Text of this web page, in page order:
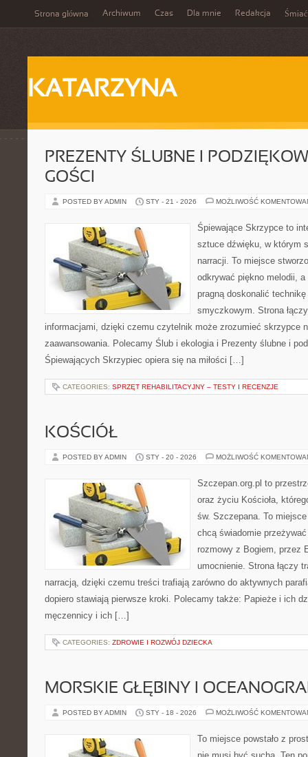
Strona główna Archiwum Czas Dla mnie Redakcja Śmiać
KATARZYNA
PREZENTY ŚLUBNE I
GOŚCI
POSTED BY ADMIN STY - 21 - 2026 MOŻLIWOŚĆ
Śpiewające Skrzypce to
sztuce dźwięku, w którym
narracji. To miejsce
odkrywać piękno melodii,
pragną doskonalić
smyczkowym. Strona
informacjami, dzięki czemu czytelnik może zrozumieć skrzypce
zaawansowania. Polecamy Ślub i ekologia i Prezenty ślubne i
Śpiewających Skrzypiec opiera się na miłości […]
CATEGORIES: SPRZĘT REHABILITACYJNY – TESTY I RECENZJE
KOŚCIÓŁ
POSTED BY ADMIN STY - 20 - 2026 MOŻLIWOŚĆ
Szczepan.org.pl to
oraz życiu Kościoła,
św. Szczepana. To
chcą świadomie
rozmowy z Bogiem, przez
umocnienie. Strona łączy
narracją, dzięki czemu treści trafiają zarówno do aktywnych
dopiero stawiają pierwsze kroki. Polecamy także: Papieże i ich
męczennicy i ich […]
CATEGORIES: ZDROWIE I ROZWÓJ DZIECKA
MORSKIE GŁĘBINY I
POSTED BY ADMIN STY - 18 - 2026 MOŻLIWOŚĆ
To miejsce powstało z